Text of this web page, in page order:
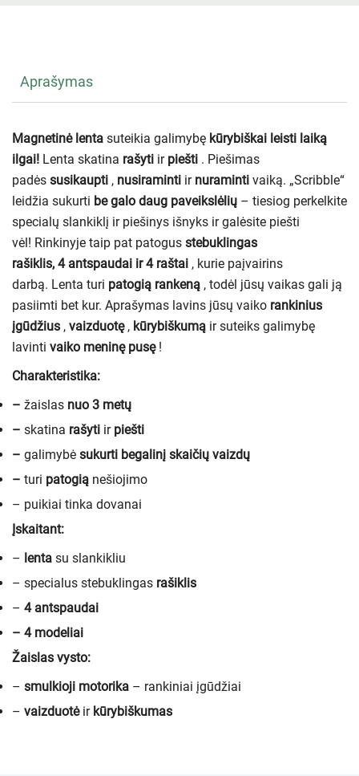
Aprašymas
Magnetinė lenta suteikia galimybę kūrybiškai leisti laiką
ilgai! Lenta skatina rašyti ir piešti . Piešimas
padės susikaupti , nusiraminti ir nuraminti vaiką. „Scribble“
leidžia sukurti be galo daug paveikslėlių – tiesiog perkelkite
specialų slankiklį ir piešinys išnyks ir galėsite piešti
vėl! Rinkinyje taip pat patogus stebuklingas
rašiklis, 4 antspaudai ir 4 raštai , kurie paįvairins
darbą. Lenta turi patogią rankeną , todėl jūsų vaikas gali ją
pasiimti bet kur. Aprašymas lavins jūsų vaiko rankinius
įgūdžius , vaizduotę, kūrybiškumą ir suteiks galimybę
lavinti vaiko meninę pusę!
Charakteristika:
– žaislas nuo 3 metų
– skatina rašyti ir piešti
– galimybė sukurti begalinį skaičių vaizdų
– turi patogią nešiojimo
– puikiai tinka dovanai
Įskaitant:
– lenta su slankikliu
– specialus stebuklingas rašiklis
– 4 antspaudai
– 4 modeliai
Žaislas vysto:
– smulkioji motorika – rankiniai įgūdžiai
– vaizduotėir kūrybiškumas